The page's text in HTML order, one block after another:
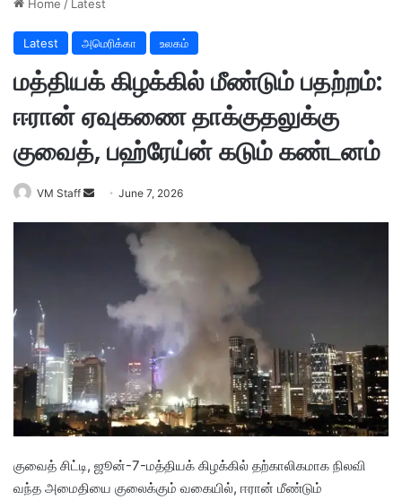
Home / Latest
Latest அமெரிக்கா உலகம்
மத்தியக் கிழக்கில் மீண்டும் பதற்றம்:
ஈரான் ஏவுகணை தாக்குதலுக்கு
குவைத், பஹ்ரேய்ன் கடும் கண்டனம்
VM Staff
m
a
i
l
June 7, 2026
குவைத் சிட்டி, ஜூன்-7-மத்தியக் கிழக்கில் தற்காலிகமாக நிலவி
வந்த அமைதியை குலைக்கும் வகையில், ஈரான் மீண்டும்